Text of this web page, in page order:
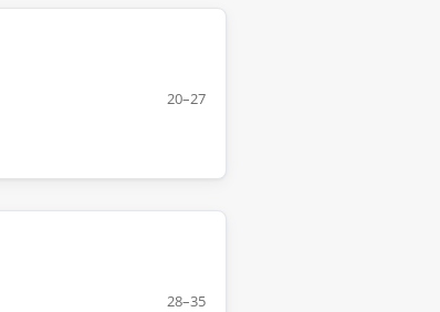
20–27
28–35